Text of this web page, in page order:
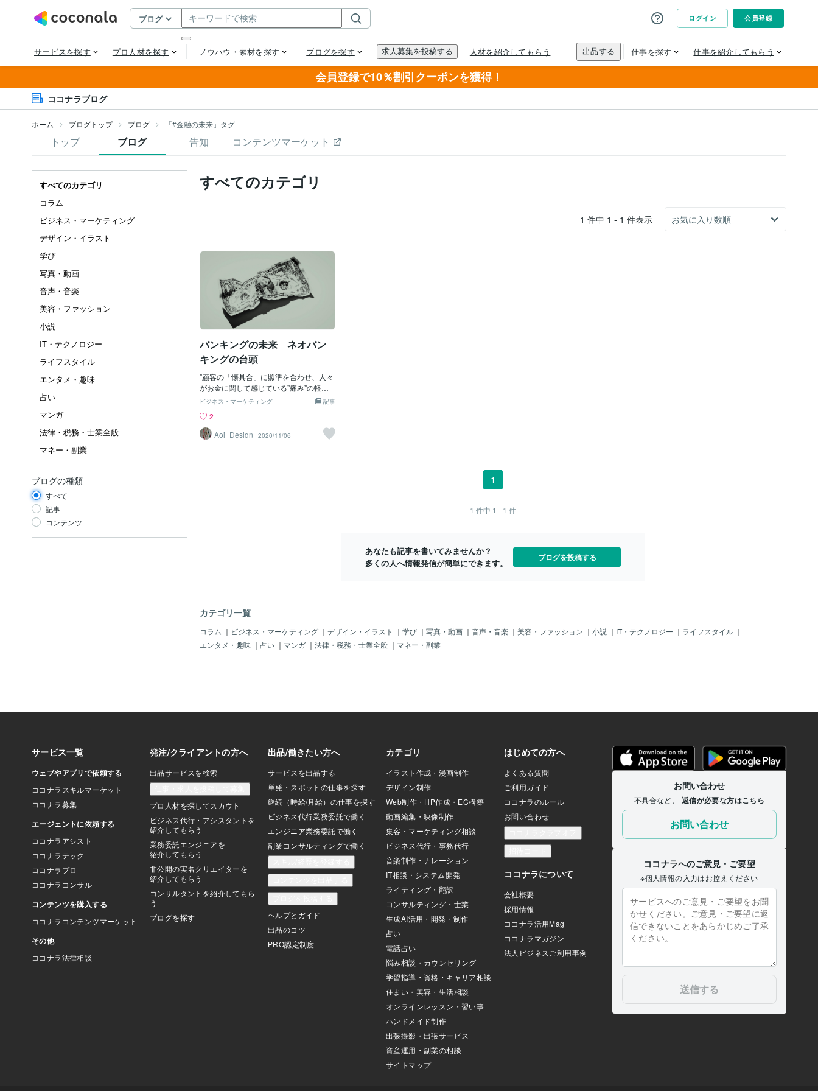
会員登録で10％割引クーポンを獲得！
ココナラブログ
ホーム ブログトップ ブログ 「#金融の未来」タグ
トップ ブログ 告知 コンテンツマーケット
すべてのカテゴリ
コラム
ビジネス・マーケティング
デザイン・イラスト
学び
写真・動画
音声・音楽
美容・ファッション
小説
IT・テクノロジー
ライフスタイル
エンタメ・趣味
占い
マンガ
法律・税務・士業全般
マネー・副業
ブログの種類
すべて
記事
コンテンツ
すべてのカテゴリ
1 件中 1 - 1 件表示
バンキングの未来 ネオバン
キングの台頭
”顧客の「懐具合」に照準を合わせ、人々
がお金に関して感じている”痛み”の軽減
に「ネオバンキング」は力を入れてい
により多くの人々が、経済的に窮地に立
たされ家庭では家計のやりくりに追われ
ている。ネオバンキング自体は大手銀行
クダウンとなり4週間休業と外出制限が掛
かっている。この先行きが見えない不透
明な社会において、金融業界だけではな
く各業界新たなサービス展開が始まって
いる。日本においてもコロナ感染率がピ
出せずにいた企業も多かった。それが20
20年4月以降から各企業在宅勤務が出来
る人々は、自宅勤務へと切り替えていっ
た。今回のコロナによって新たなサービ
ス体系が台頭し
記事
ビジネス・マーケティング
2
Aoi_Design
2020/11/06
1
1 件中 1 - 1 件
あなたも記事を書いてみませんか？
多くの人へ情報発信が簡単にできます。
ブログを投稿する
カテゴリ一覧
コラム ｜ ビジネス・マーケティング ｜ デザイン・イラスト ｜ 学び ｜ 写真・動画 ｜ 音声・音楽 ｜ 美容・ファッション ｜ 小説 ｜ IT・テクノロジー ｜ ライフスタイル ｜
エンタメ・趣味 ｜ 占い ｜ マンガ ｜ 法律・税務・士業全般 ｜ マネー・副業